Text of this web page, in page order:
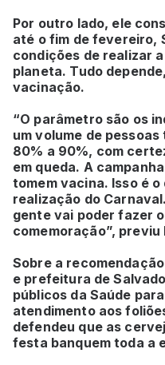
Por outro lado, ele
até o fim de fevereiro,
condições de realizar
planeta. Tudo
vacinação.
“O parâmetro são os
um volume de
80% a 90%, com
em queda. A
tomem vacina. Isso é
realização do
gente vai poder fazer
comemoração”, previu
Sobre a
e prefeitura de
públicos da Saúde
atendimento aos
defendeu que as
festa banquem toda a